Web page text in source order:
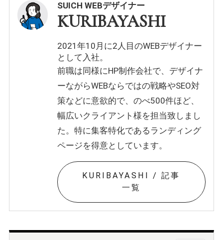
SUICH WEBデザイナー
KURIBAYASHI
2021年10月に2人目のWEBデザイナー
として入社。
前職は同様にHP制作会社で、デザイナ
ーながらWEBならではの戦略やSEO対
策などに意欲的で、のべ500件ほど、
幅広いクライアント様を担当致しまし
た。特に集客特化であるランディング
ページを得意としています。
KURIBAYASHI / 記事
一覧